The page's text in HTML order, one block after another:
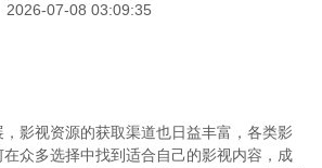
2026-07-08 03:09:35
影视资源的获取渠道也日益丰富，各类影
众多选择中找到适合自己的影视内容，成